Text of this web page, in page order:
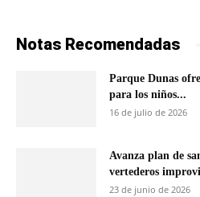
Notas Recomendadas
Parque Dunas
para los niños...
16 de julio de 2026
Avanza plan de
vertederos
23 de junio de 2026